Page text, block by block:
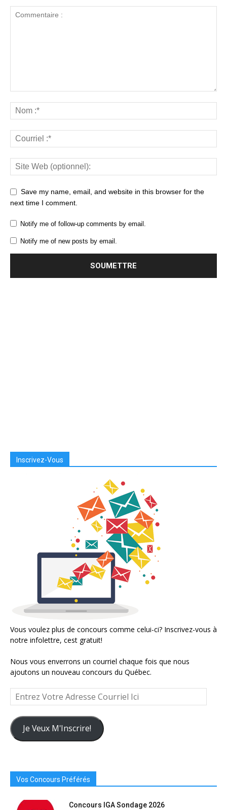
Save my name, email, and website in this browser for the
next time I comment.
Notify me of follow-up comments by email.
Notify me of new posts by email.
Inscrivez-Vous
Vous voulez plus de concours comme celui-ci? Inscrivez-vous à
notre infolettre, cest gratuit!
Nous vous enverrons un courriel chaque fois que nous
ajoutons un nouveau concours du Québec.
Entrez
Votre
Adresse
Courriel
Ici
Je Veux M'Inscrire!
Vos Concours Préférés
Concours IGA Sondage 2026